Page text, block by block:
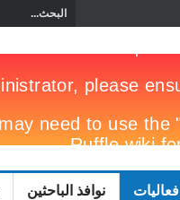
فعاليات نوافذ الباحثين